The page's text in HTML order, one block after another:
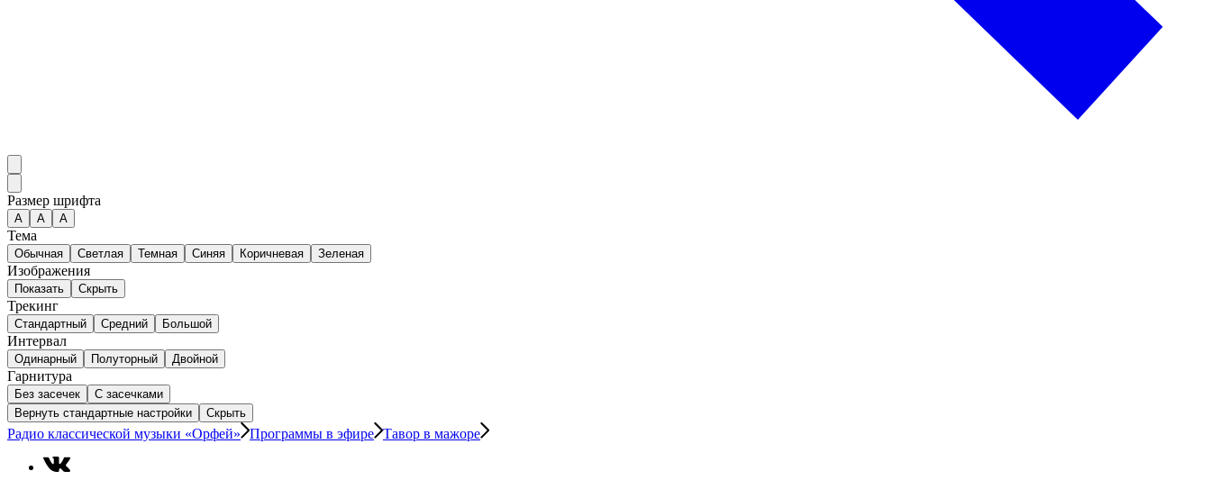
Размер шрифта
А A A
Тема
Обычная Светлая Темная Синяя Коричневая Зеленая
Изображения
Показать Скрыть
Трекинг
Стандартный Средний Большой
Интервал
Одинарный Полуторный Двойной
Гарнитура
Без засечек
С засечками
Вернуть стандартные настройки
Скрыть
Радио классической музыки «Орфей» Программы в эфире Тавор в мажоре